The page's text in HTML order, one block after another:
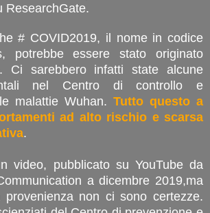
ResearchGate.
# COVID2019, il nome in codice
potrebbe essere stato originato
Ci sarebbero infatti state alcune
nel Centro di controllo e
malattie Wuhan. Tutto questo a
ad alto rischio e scarsa
.
video, pubblicato su YouTube da
a dicembre 2019,ma
non ci sono certezze.